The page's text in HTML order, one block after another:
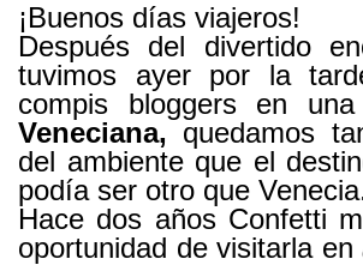
¡Buenos días viajeros!
Después del divertido
tuvimos ayer por la
compis bloggers en una
Veneciana, quedamos
del ambiente que el
podía ser otro que
Hace dos años Confetti
oportunidad de visitarla en